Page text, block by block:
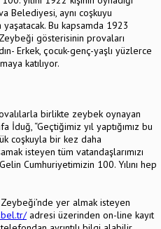
Belediyesi, aynı coşkuyu
yaşatacak. Bu kapsamda 1923
gösterisinin provaları
Erkek, çocuk-genç-yaşlı yüzlerce
katılıyor.
birlikte zeybek oynayan
İduğ, “Geçtiğimiz yıl yaptığımız bu
coşkuyla bir kez daha
isteyen tüm vatandaşlarımızı
Cumhuriyetimizin 100. Yılını hep
yer almak isteyen
adresi üzerinden on-line kayıt